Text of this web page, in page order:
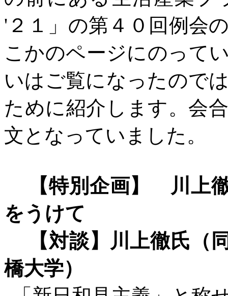
' ２１」の第４０回例会
こかのページにのって
いはご覧になったので
ために紹介します。会
文となっていました。
【特別企画】 川上
をうけて
【対談】川上徹氏（
橋大学）